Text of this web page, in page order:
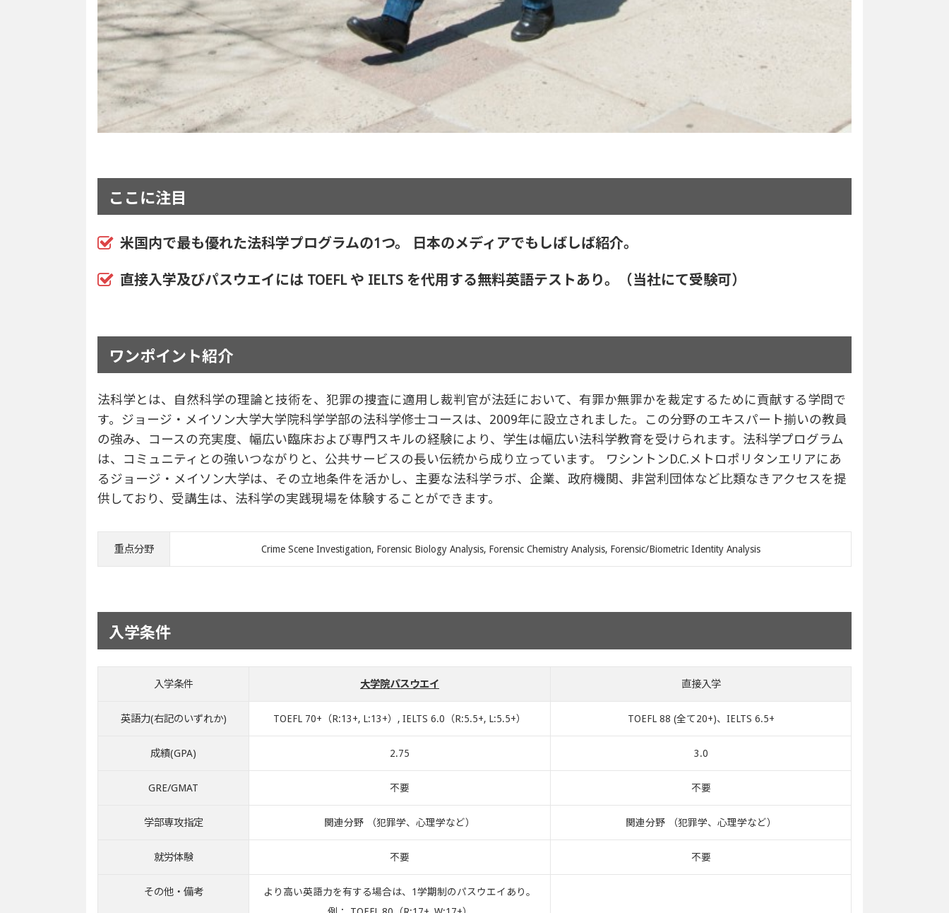
ここに注目
米国内で最も優れた法科学プログラムの1つ。 日本のメディアでもしばしば紹介。
直接入学及びパスウエイには TOEFL や IELTS を代用する無料英語テストあり。（当社にて受験可）
ワンポイント紹介
法科学とは、自然科学の理論と技術を、犯罪の捜査に適用し裁判官が法廷において、有罪か無罪かを裁定するために貢献する学問で
す。ジョージ・メイソン大学大学院科学学部の法科学修士コースは、2009年に設立されました。この分野のエキスパート揃いの教員
の強み、コースの充実度、幅広い臨床および専門スキルの経験により、学生は幅広い法科学教育を受けられます。法科学プログラム
は、コミュニティとの強いつながりと、公共サービスの長い伝統から成り立っています。 ワシントンD.C.メトロポリタンエリアにあ
るジョージ・メイソン大学は、その立地条件を活かし、主要な法科学ラボ、企業、政府機関、非営利団体など比類なきアクセスを提
供しており、受講生は、法科学の実践現場を体験することができます。
重点分野 Crime Scene Investigation, Forensic Biology Analysis, Forensic Chemistry Analysis, Forensic/Biometric Identity Analysis
入学条件
入学条件 大学院パスウエイ 直接入学
英語力(右記のいずれか) TOEFL 70+（R:13+, L:13+）, IELTS 6.0（R:5.5+, L:5.5+） TOEFL 88 (全て20+)、IELTS 6.5+
成績(GPA) 2.75 3.0
GRE/GMAT 不要 不要
学部専攻指定 関連分野 （犯罪学、心理学など） 関連分野 （犯罪学、心理学など）
就労体験 不要 不要
その他・備考
より高い英語力を有する場合は、1学期制のパスウエイあり。